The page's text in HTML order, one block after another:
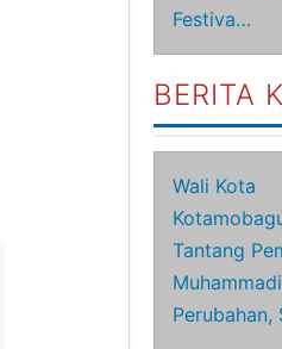
Festiva…
BERITA
Wali Kota
Tantang
Perubahan,